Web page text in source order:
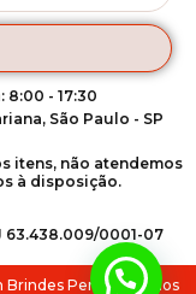
8:00 - 17:30
São Paulo - SP
itens, não atendemos
à disposição.
63.438.009/0001-07
Personalizados